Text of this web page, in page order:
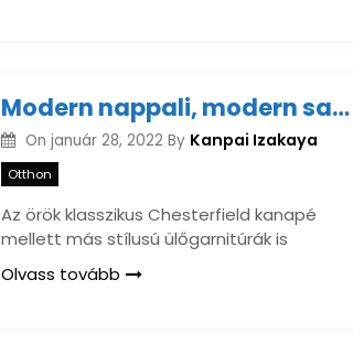
Modern nappali, modern sarok ülőgarnitúra
On január 28, 2022 By Kanpai Izakaya
Otthon
Az örök klasszikus Chesterfield kanapé
mellett más stílusú ülőgarnitúrák is
Olvass tovább